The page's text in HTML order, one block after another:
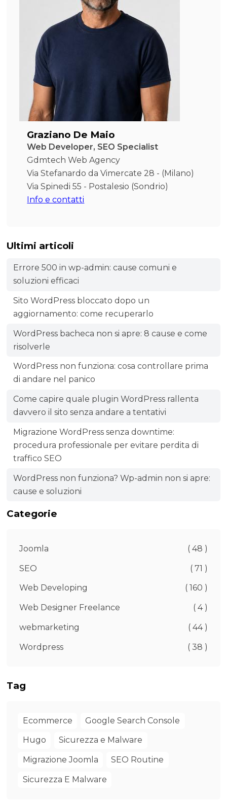
Graziano De Maio
Web Developer, SEO Specialist
Gdmtech Web Agency
Via Stefanardo da Vimercate 28 - (Milano)
Via Spinedi 55 - Postalesio (Sondrio)
Info e contatti
Ultimi articoli
Errore 500 in wp-admin: cause comuni e
soluzioni efficaci
Sito WordPress bloccato dopo un
aggiornamento: come recuperarlo
WordPress bacheca non si apre: 8 cause e come
risolverle
WordPress non funziona: cosa controllare prima
di andare nel panico
Come capire quale plugin WordPress rallenta
davvero il sito senza andare a tentativi
Migrazione WordPress senza downtime:
procedura professionale per evitare perdita di
traffico SEO
WordPress non funziona? Wp-admin non si apre:
cause e soluzioni
Categorie
Joomla ( 48 )
SEO ( 71 )
Web Developing ( 160 )
Web Designer Freelance ( 4 )
webmarketing ( 44 )
Wordpress ( 38 )
Tag
Ecommerce Google Search Console
Hugo Sicurezza e Malware
Migrazione Joomla SEO Routine
Sicurezza E Malware